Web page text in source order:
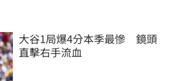
大谷1局爆4分本季最慘　鏡頭
直擊右手流血